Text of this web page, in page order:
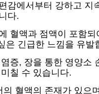
감에서부터 강하고
다.
혈액과 점액이 포함
은 긴급한 느낌을 유발
증, 장을 통한 영양소
칠 수 있습니다.
혈액의 존재가 있으